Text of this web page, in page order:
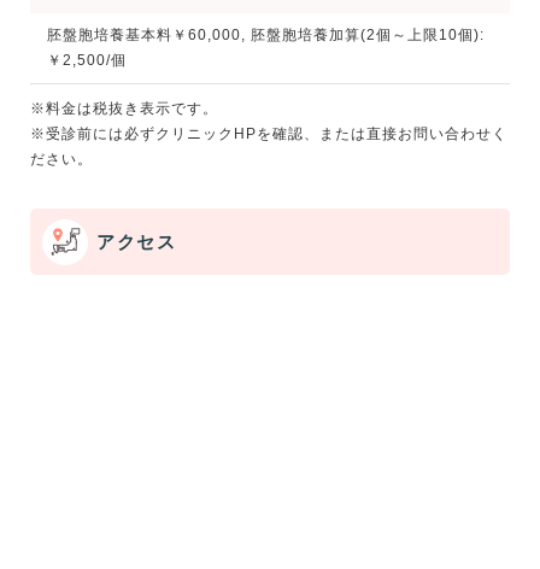
胚盤胞培養基本料￥60,000, 胚盤胞培養加算(2個～上限10個):
￥2,500/個
※料金は税抜き表示です。
※受診前には必ずクリニックHPを確認、または直接お問い合わせく
ださい。
アクセス